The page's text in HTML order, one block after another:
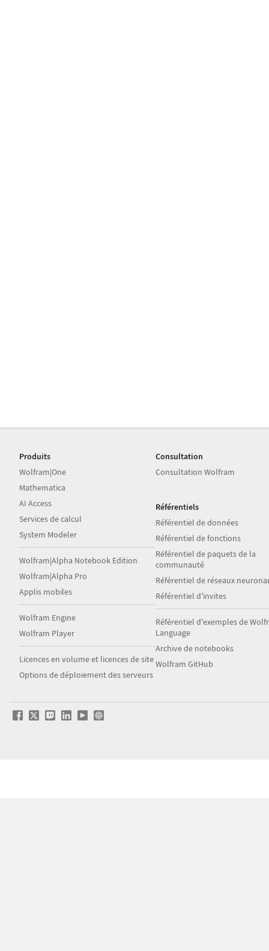
Produits
Wolfram|One
Mathematica
AI Access
Services de calcul
System Modeler
Wolfram|Alpha Notebook Edition
Wolfram|Alpha Pro
Applis mobiles
Wolfram Engine
Wolfram Player
Licences en volume et licences de site
Options de déploiement des serveurs
Consultation
Consultation Wolfram
Référentiels
Référentiel de données
Référentiel de fonctions
Référentiel de paquets de la
communauté
Référentiel de réseaux
Référentiel d'invites
Référentiel d'exemples de
Language
Archive de notebooks
Wolfram GitHub